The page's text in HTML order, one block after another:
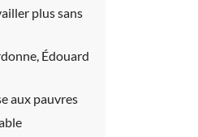
plus sans
Édouard
aux pauvres